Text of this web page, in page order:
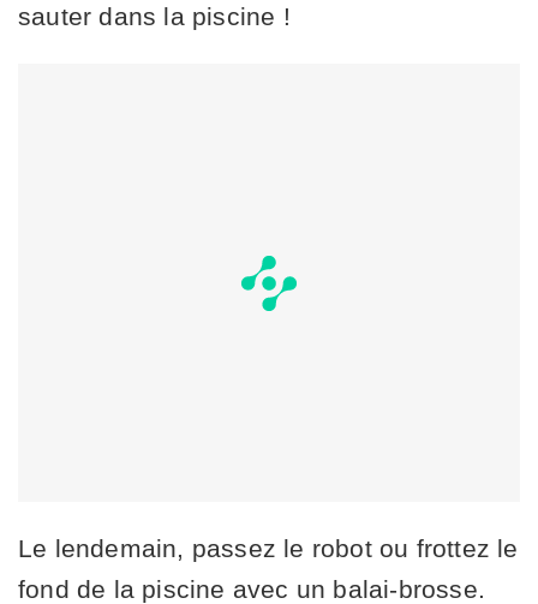
sauter dans la piscine !
Le lendemain, passez le robot ou frottez le
fond de la piscine avec un balai-brosse.